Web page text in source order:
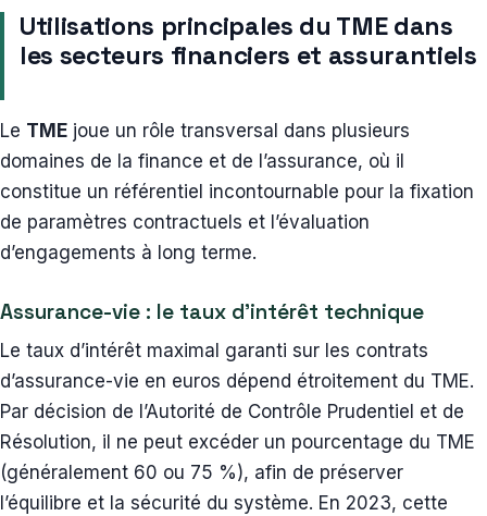
Utilisations principales du TME dans
les secteurs financiers et assurantiels
Le TME joue un rôle transversal dans plusieurs
domaines de la finance et de l’assurance, où il
constitue un référentiel incontournable pour la fixation
de paramètres contractuels et l’évaluation
d’engagements à long terme.
Assurance-vie : le taux d’intérêt technique
Le taux d’intérêt maximal garanti sur les contrats
d’assurance-vie en euros dépend étroitement du TME.
Par décision de l’Autorité de Contrôle Prudentiel et de
Résolution, il ne peut excéder un pourcentage du TME
(généralement 60 ou 75 %), afin de préserver
l’équilibre et la sécurité du système. En 2023, cette